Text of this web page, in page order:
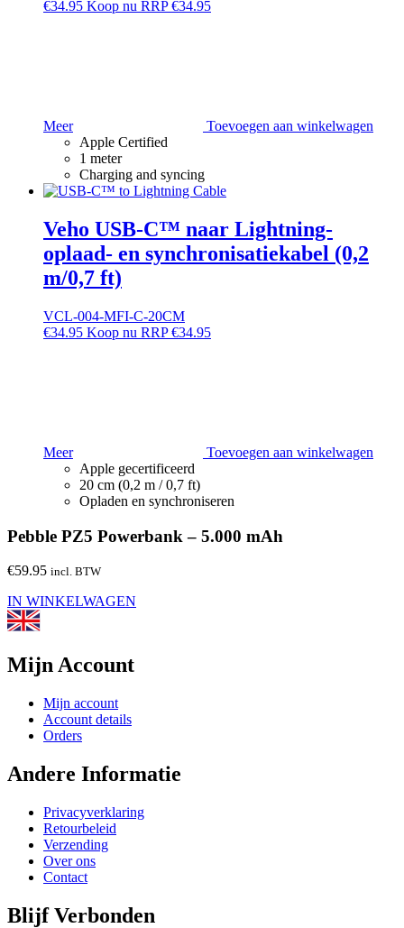
€34.95 RRP€34.95
Meer
Toevoegen aan winkelwagen
Apple Certified
1 meter
Charging and syncing
Veho USB-C™ naar Lightning-
oplaad- en synchronisatiekabel (0,2
m/0,7 ft)
VCL-004-MFI-C-20CM
€34.95 RRP€34.95
Meer
Toevoegen aan winkelwagen
Apple gecertificeerd
20 cm (0,2 m / 0,7 ft)
Opladen en synchroniseren
Pebble PZ5 Powerbank – 5.000 mAh
€59.95 incl. BTW
IN WINKELWAGEN
Mijn Account
Mijn account
Account details
Orders
Andere Informatie
Privacyverklaring
Retourbeleid
Verzending
Over ons
Contact
Blijf Verbonden